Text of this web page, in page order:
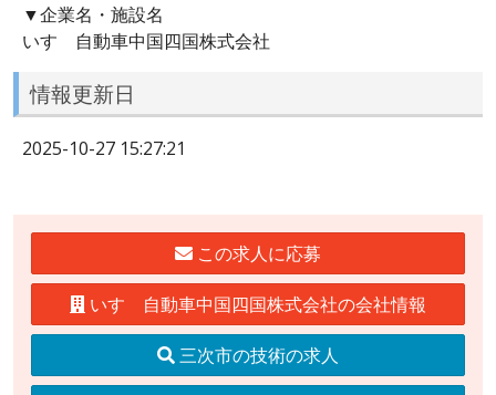
▼企業名・施設名
いすゞ自動車中国四国株式会社
情報更新日
2025-10-27 15:27:21
この求人に応募
いすゞ自動車中国四国株式会社の会社情報
三次市の技術の求人